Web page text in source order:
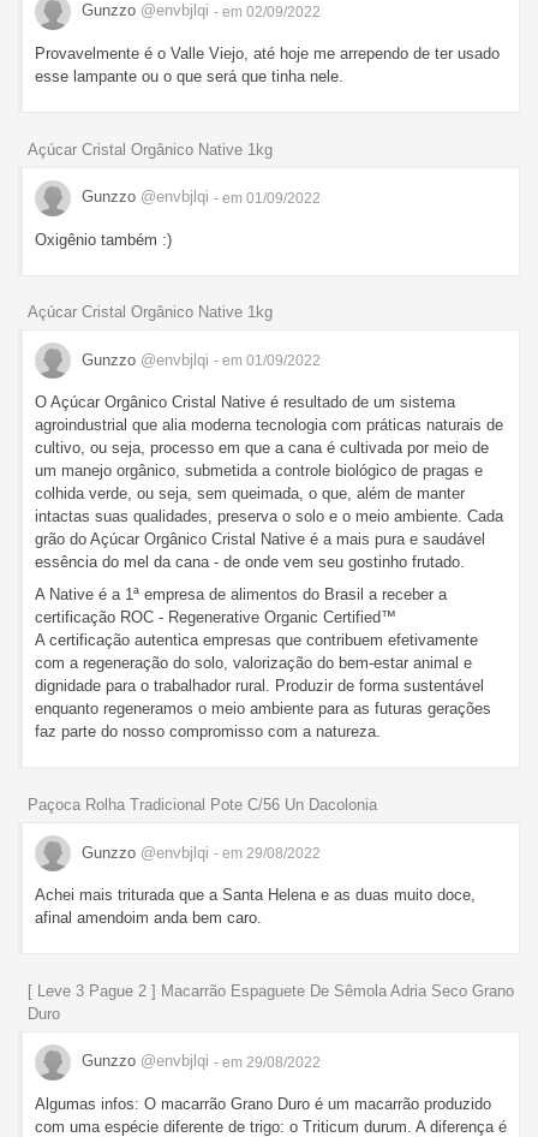
Gunzzo @envbjlqi - em 02/09/2022
Provavelmente é o Valle Viejo, até hoje me arrependo de ter usado
esse lampante ou o que será que tinha nele.
Açúcar Cristal Orgânico Native 1kg
Gunzzo @envbjlqi - em 01/09/2022
Oxigênio também :)
Açúcar Cristal Orgânico Native 1kg
Gunzzo @envbjlqi - em 01/09/2022
O Açúcar Orgânico Cristal Native é resultado de um sistema
agroindustrial que alia moderna tecnologia com práticas naturais de
cultivo, ou seja, processo em que a cana é cultivada por meio de
um manejo orgânico, submetida a controle biológico de pragas e
colhida verde, ou seja, sem queimada, o que, além de manter
intactas suas qualidades, preserva o solo e o meio ambiente. Cada
grão do Açúcar Orgânico Cristal Native é a mais pura e saudável
essência do mel da cana - de onde vem seu gostinho frutado.
A Native é a 1ª empresa de alimentos do Brasil a receber a
certificação ROC - Regenerative Organic Certified™
A certificação autentica empresas que contribuem efetivamente
com a regeneração do solo, valorização do bem-estar animal e
dignidade para o trabalhador rural. Produzir de forma sustentável
enquanto regeneramos o meio ambiente para as futuras gerações
faz parte do nosso compromisso com a natureza.
Paçoca Rolha Tradicional Pote C/56 Un Dacolonia
Gunzzo @envbjlqi - em 29/08/2022
Achei mais triturada que a Santa Helena e as duas muito doce,
afinal amendoim anda bem caro.
[ Leve 3 Pague 2 ] Macarrão Espaguete De Sêmola Adria Seco Grano
Duro
Gunzzo @envbjlqi - em 29/08/2022
Algumas infos: O macarrão Grano Duro é um macarrão produzido
com uma espécie diferente de trigo: o Triticum durum. A diferença é